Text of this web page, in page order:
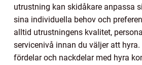
utrustning kan skidåkare anpassa
sina individuella behov och
alltid utrustningens kvalitet,
servicenivå innan du väljer att hyra.
fördelar och nackdelar med hyra